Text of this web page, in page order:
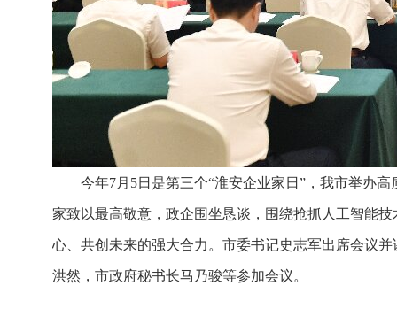
今年7月5日是第三个“淮安企业家日”，我市举办
家致以最高敬意，政企围坐恳谈，围绕抢抓人工智能
心、共创未来的强大合力。市委书记史志军出席会议
洪然，市政府秘书长马乃骏等参加会议。